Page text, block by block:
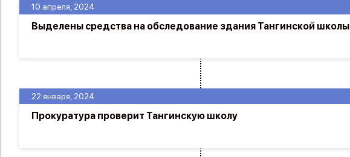
22 января, 2024
Прокуратура проверит Тангинскую школу
10 апреля, 2024
Выделены средства на обследование здания Тангинской школы